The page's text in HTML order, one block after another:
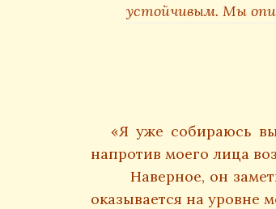
устойчивым. Мы
«Я уже собираюсь
напротив моего лица
Наверное, он
оказывается на уровне